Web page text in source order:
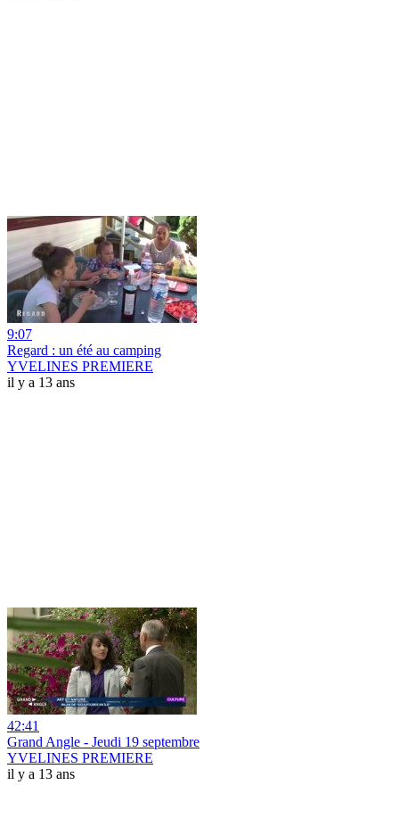
9:07
Regard : un été au camping
YVELINES PREMIERE
il y a 13 ans
42:41
Grand Angle - Jeudi 19 septembre
YVELINES PREMIERE
il y a 13 ans